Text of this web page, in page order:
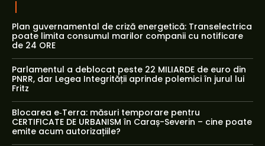
Plan guvernamental de criză energetică: Transelectrica
poate limita consumul marilor companii cu notificare
de 24 ORE
Parlamentul a deblocat peste 22 MILIARDE de euro din
PNRR, dar Legea Integrității aprinde polemici în jurul lui
Fritz
Blocarea e‑Terra: măsuri temporare pentru
CERTIFICATE DE URBANISM în Caraș-Severin – cine poate
emite acum autorizațiile?